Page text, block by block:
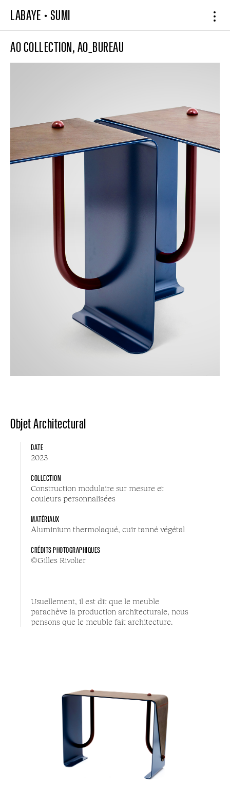
LABAYE•SUMI
AO COLLECTION, AO_BUREAU
Objet Architectural
DATE
2023
COLLECTION
Construction modulaire sur mesure et
couleurs personnalisées
MATÉRIAUX
Aluminium thermolaqué, cuir tanné végétal
CRÉDITS PHOTOGRAPHIQUES
©Gilles Rivolier
Usuellement, il est dit que le meuble
parachève la production architecturale, nous
pensons que le meuble fait architecture.